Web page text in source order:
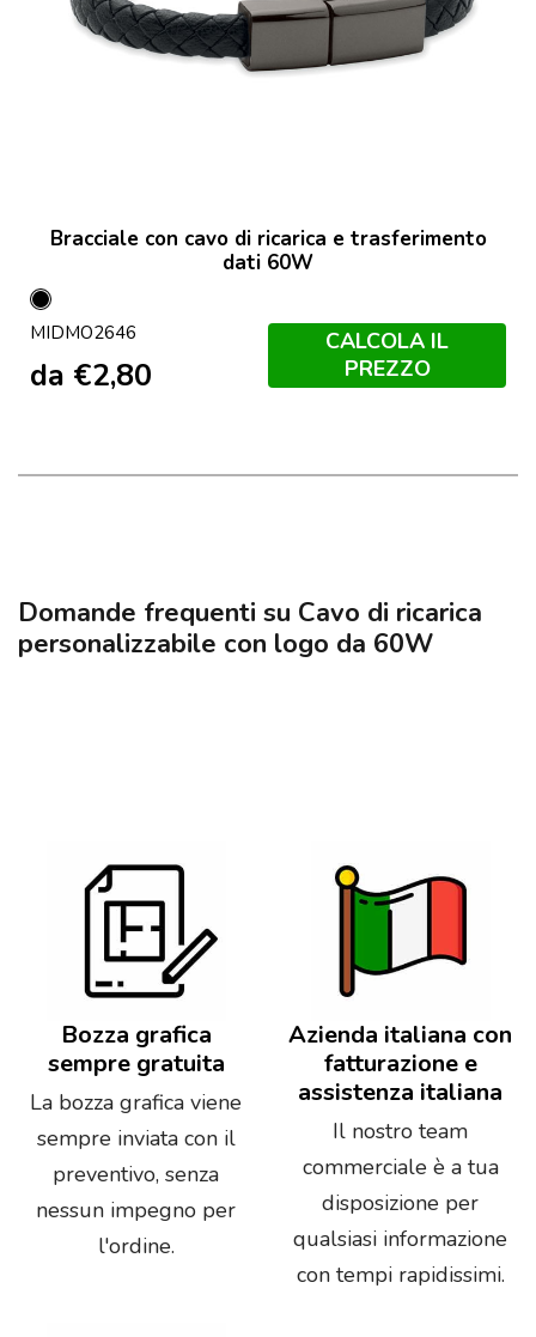
Bracciale con cavo di ricarica e trasferimento
dati 60W
Nero
MIDMO2646
da €2,80
CALCOLA IL
PREZZO
Domande frequenti su Cavo di ricarica
personalizzabile con logo da 60W
Bozza grafica
sempre gratuita
La bozza grafica viene
sempre inviata con il
preventivo, senza
nessun impegno per
l'ordine.
Azienda italiana con
fatturazione e
assistenza italiana
Il nostro team
commerciale è a tua
disposizione per
qualsiasi informazione
con tempi rapidissimi.